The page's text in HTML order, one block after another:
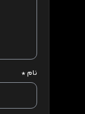
نام*